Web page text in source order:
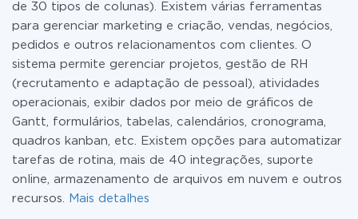
de 30 tipos de colunas). Existem várias ferramentas
para gerenciar marketing e criação, vendas, negócios,
pedidos e outros relacionamentos com clientes. O
sistema permite gerenciar projetos, gestão de RH
(recrutamento e adaptação de pessoal), atividades
operacionais, exibir dados por meio de gráficos de
Gantt, formulários, tabelas, calendários, cronograma,
quadros kanban, etc. Existem opções para automatizar
tarefas de rotina, mais de 40 integrações, suporte
online, armazenamento de arquivos em nuvem e outros
recursos.
Mais detalhes